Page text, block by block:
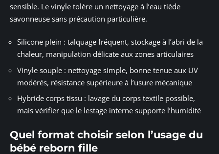
sensible. Le vinyle tolère un nettoyage à l’eau tiède
savonneuse sans précaution particulière.
Silicone plein : talquage fréquent, stockage à l’abri de la
chaleur, manipulation délicate aux zones articulaires
Vinyle souple : nettoyage simple, bonne tenue aux UV
modérés, résistance supérieure à l’usure mécanique
Hybride corps tissu : lavage du corps textile possible,
mais vérifier que le lestage interne supporte l’humidité
Quel format choisir selon l’usage du
bébé reborn fille